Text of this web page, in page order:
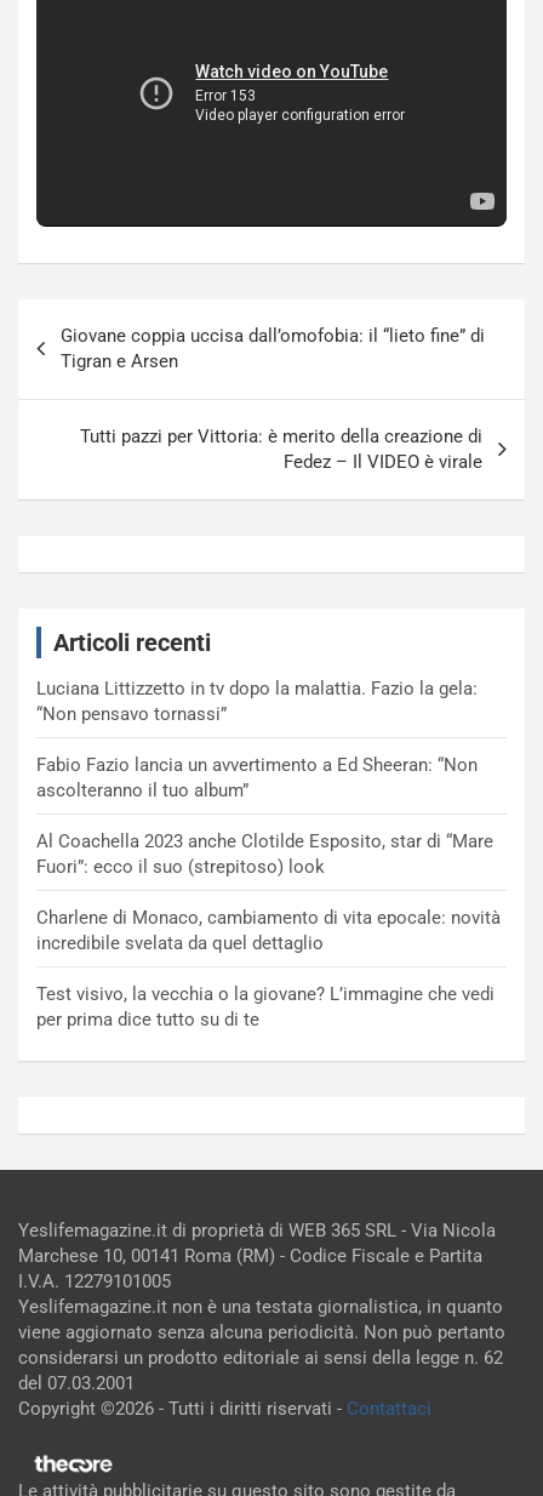
articoli
Giovane coppia uccisa dall’omofobia: il “lieto fine” di
Tigran e Arsen
Tutti pazzi per Vittoria: è merito della creazione di
Fedez – Il VIDEO è virale
Articoli recenti
Luciana Littizzetto in tv dopo la malattia. Fazio la gela:
“Non pensavo tornassi”
Fabio Fazio lancia un avvertimento a Ed Sheeran: “Non
ascolteranno il tuo album”
Al Coachella 2023 anche Clotilde Esposito, star di “Mare
Fuori”: ecco il suo (strepitoso) look
Charlene di Monaco, cambiamento di vita epocale: novità
incredibile svelata da quel dettaglio
Test visivo, la vecchia o la giovane? L’immagine che vedi
per prima dice tutto su di te
Yeslifemagazine.it di proprietà di WEB 365 SRL - Via Nicola
Marchese 10, 00141 Roma (RM) - Codice Fiscale e Partita
I.V.A. 12279101005
Yeslifemagazine.it non è una testata giornalistica, in quanto
viene aggiornato senza alcuna periodicità. Non può pertanto
considerarsi un prodotto editoriale ai sensi della legge n. 62
del 07.03.2001
Copyright ©2026 - Tutti i diritti riservati - Contattaci
Le attività pubblicitarie su questo sito sono gestite da